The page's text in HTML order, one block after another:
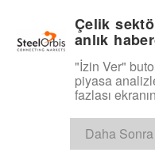
Çelik
anlık
"İzin Ver"
piyasa
fazlası
Daha Sonra